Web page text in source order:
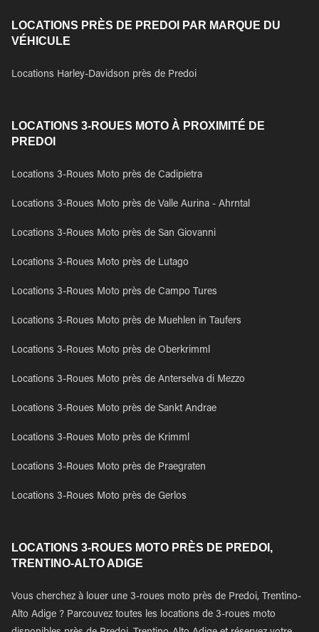
LOCATIONS PRÈS DE PREDOI PAR MARQUE DU
VÉHICULE
Locations Harley-Davidson près de Predoi
LOCATIONS 3-ROUES MOTO À PROXIMITÉ DE
PREDOI
Locations 3-Roues Moto près de Cadipietra
Locations 3-Roues Moto près de Valle Aurina - Ahrntal
Locations 3-Roues Moto près de San Giovanni
Locations 3-Roues Moto près de Lutago
Locations 3-Roues Moto près de Campo Tures
Locations 3-Roues Moto près de Muehlen in Taufers
Locations 3-Roues Moto près de Oberkrimml
Locations 3-Roues Moto près de Anterselva di Mezzo
Locations 3-Roues Moto près de Sankt Andrae
Locations 3-Roues Moto près de Krimml
Locations 3-Roues Moto près de Praegraten
Locations 3-Roues Moto près de Gerlos
LOCATIONS 3-ROUES MOTO PRÈS DE PREDOI,
TRENTINO-ALTO ADIGE
Vous cherchez à louer une 3-roues moto près de Predoi, Trentino-
Alto Adige ? Parcouvez toutes les locations de 3-roues moto